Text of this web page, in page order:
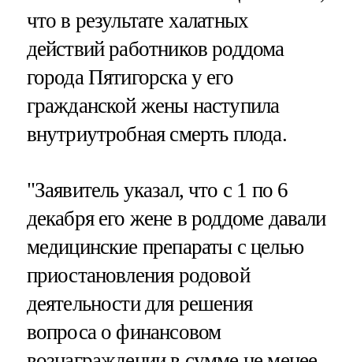
что в результате халатных
действий работников роддома
города Пятигорска у его
гражданской жены наступила
внутриутробная смерть плода.
"Заявитель указал, что с 1 по 6
декабря его жене в роддоме давали
медицинские препараты с целью
приостановления родовой
деятельности для решения
вопроса о финансовом